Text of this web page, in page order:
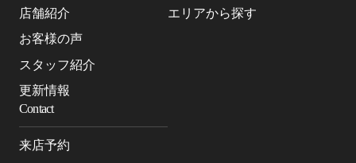
店舗紹介
お客様の声
スタッフ紹介
更新情報
エリアから探す
Contact
来店予約